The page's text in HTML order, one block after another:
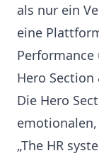
als nur ein
eine
Performance
Hero
Die Hero
„The HR